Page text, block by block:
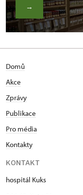
→
Domů
Akce
Zprávy
Publikace
Pro média
Kontakty
KONTAKT
hospitál Kuks